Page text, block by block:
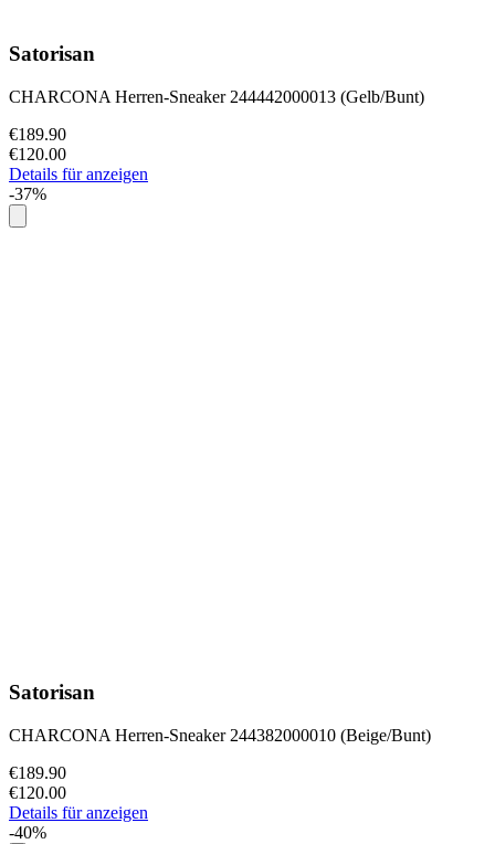
Satorisan
CHARCONA Herren-Sneaker 244442000013 (Gelb/Bunt)
€189.90
€120.00
Details für anzeigen
-37%
Satorisan
CHARCONA Herren-Sneaker 244382000010 (Beige/Bunt)
€189.90
€120.00
Details für anzeigen
-40%